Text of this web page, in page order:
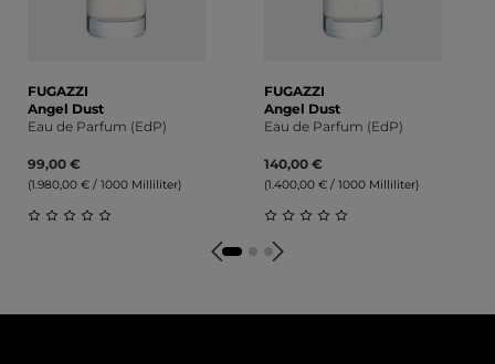
FUGAZZI
Angel Dust
Eau de Parfum (EdP)
99,00 €
(1.980,00 € / 1000 Milliliter)
Durchschnittliche Bewertung von 0 von 5 Sternen
FUGAZZI
Angel Dust
Eau de Parfum (EdP)
140,00 €
(1.400,00 € / 1000 Milliliter)
Durchschnittliche